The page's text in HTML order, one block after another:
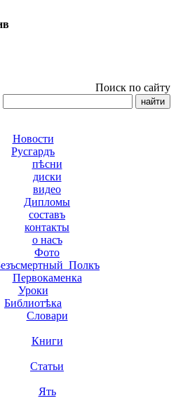
Поиск по сайту
Новости
Русгардъ
пѣсни
диски
видео
Дипломы
составъ
контакты
о насъ
Фото
Первокаменка
Уроки
Библиотѣка
Словари
Книги
Статьи
Ять